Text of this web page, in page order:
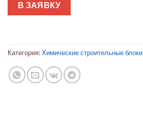
В ЗАЯВКУ
Категория:Химические строительные блоки